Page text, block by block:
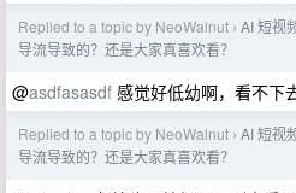
Replied to a topic by NeoWalnut › AI 短视
导流导致的？还是大家真喜欢看？
@asdfasasdf 感觉好低幼啊，看不下
Replied to a topic by NeoWalnut › AI 短视
导流导致的？还是大家真喜欢看？